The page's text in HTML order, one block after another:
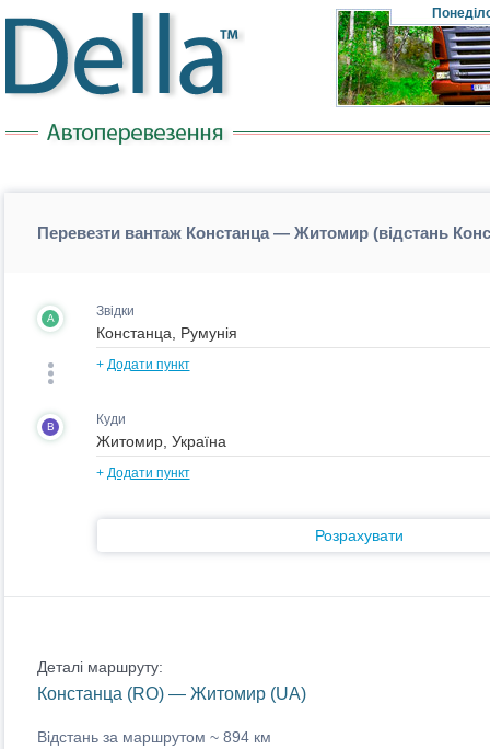
Перевезти вантаж Констанца — Житомир (відстань
A Звідки
+ Додати пункт
B Куди
+ Додати пункт
Розрахувати
Деталі маршруту:
Констанца (RO) — Житомир (UA)
Відстань за маршрутом ~ 894 км